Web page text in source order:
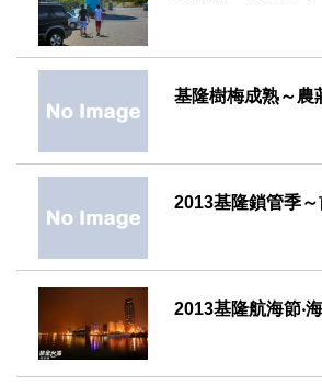
2014-08-01
基隆樹梅成熟～農
2014-05-12
2013基隆鎖管季
2013-07-05
2013基隆航海節‧